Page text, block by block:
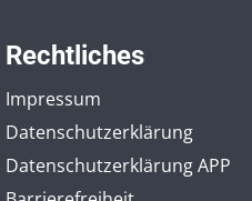
Rechtliches
Impressum
Datenschutzerklärung
Datenschutzerklärung APP